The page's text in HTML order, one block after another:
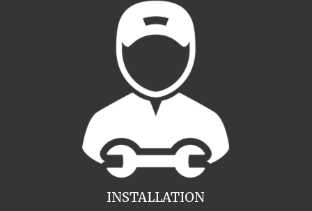
INSTALLATION